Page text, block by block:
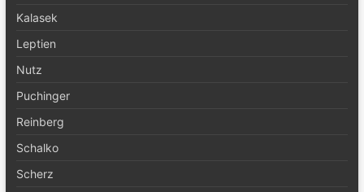
Kalasek
Leptien
Nutz
Puchinger
Reinberg
Schalko
Scherz